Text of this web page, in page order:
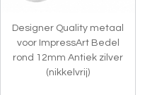
Designer Quality metaal
voor ImpressArt Bedel
rond 12mm Antiek zilver
(nikkelvrij)